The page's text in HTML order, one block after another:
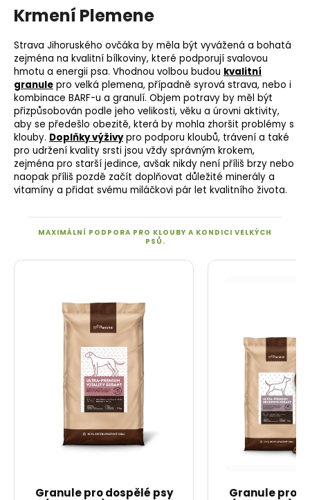
Krmení Plemene
Strava Jihoruského ovčáka by měla být vyvážená a bohatá
zejména na kvalitní bílkoviny, které podporují svalovou
hmotu a energii psa. Vhodnou volbou budou kvalitní
granule pro velká plemena, případně syrová strava, nebo i
kombinace BARF-u a granulí. Objem potravy by měl být
přizpůsobován podle jeho velikosti, věku a úrovni aktivity,
aby se předešlo obezitě, která by mohla zhoršit problémy s
klouby. Doplňky výživypro podporu kloubů, trávení a také
pro udržení kvality srsti jsou vždy správným krokem,
zejména pro starší jedince, avšak nikdy není příliš brzy nebo
naopak příliš pozdě začít doplňovat důležité minerály a
vitamíny a přidat svému miláčkovi pár let kvalitního života.